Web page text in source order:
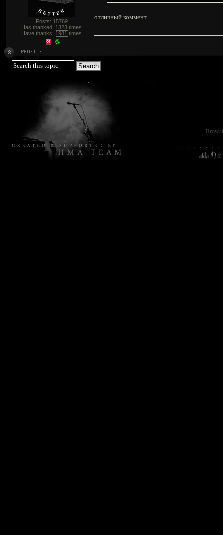
Posts: 15769
Has thanked: 1323 times
Have thanks: 1981 times
отличный коммент